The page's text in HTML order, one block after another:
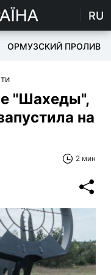
RU
ОРМУЗСКИЙ ПРОЛИВ
"Шахеды",
на
2 мин